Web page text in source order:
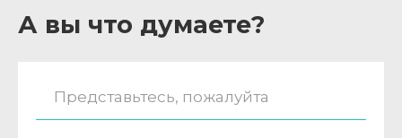
А вы что думаете?